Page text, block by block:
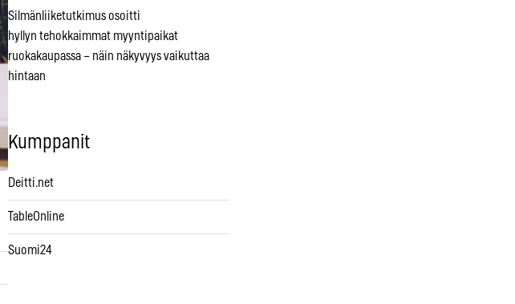
Silmänliiketutkimus osoitti
hyllyn tehokkaimmat myyntipaikat
ruokakaupassa – näin näkyvyys vaikuttaa
hintaan
Kumppanit
Deitti.net
TableOnline
Suomi24